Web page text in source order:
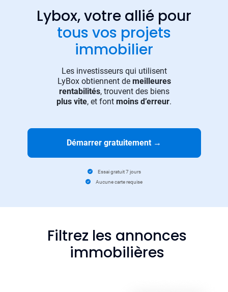
Lybox, votre allié pour
tous vos projets
immobilier
Les investisseurs qui utilisent
LyBox obtiennent de meilleures
rentabilités, trouvent des biens
plus vite, et font moins d’erreur.
Démarrer gratuitement →
Essai gratuit 7 jours
Aucune carte requise
Filtrez les annonces
immobilières